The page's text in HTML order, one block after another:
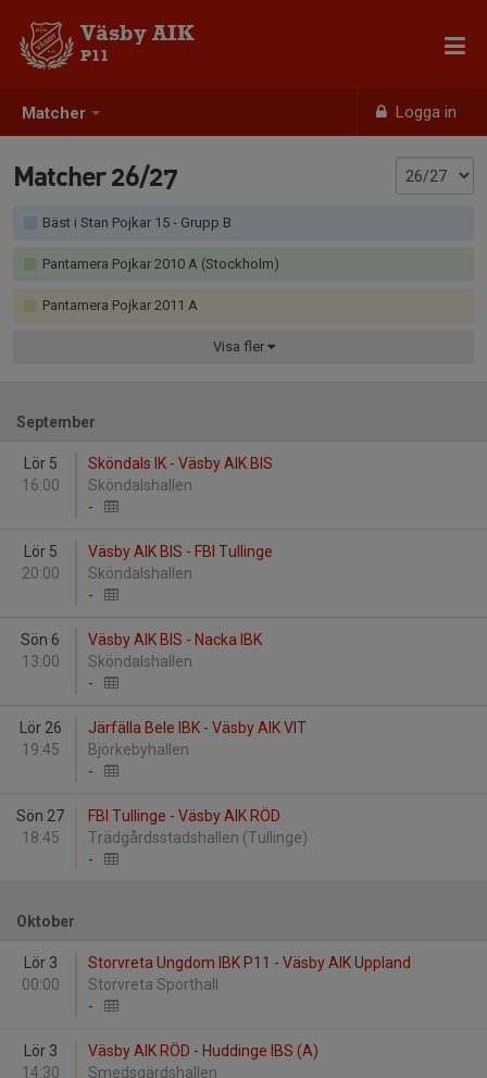
Matcher Logga in
Väsby AIK
P11
Matcher 26/27
Bäst i Stan Pojkar 15 - Grupp B
Pantamera Pojkar 2010 A (Stockholm)
Pantamera Pojkar 2011 A
Visa fler
September
Lör 5
16:00
Sköndals IK - Väsby AIK BIS
Sköndalshallen
-
Lör 5
20:00
Väsby AIK BIS - FBI Tullinge
Sköndalshallen
-
Sön 6
13:00
Väsby AIK BIS - Nacka IBK
Sköndalshallen
-
Lör 26
19:45
Järfälla Bele IBK - Väsby AIK VIT
Björkebyhallen
-
Sön 27
18:45
FBI Tullinge - Väsby AIK RÖD
Trädgårdsstadshallen (Tullinge)
-
Oktober
Lör 3
00:00
Storvreta Ungdom IBK P11 - Väsby AIK Uppland
Storvreta Sporthall
-
Lör 3
14:30
Väsby AIK RÖD - Huddinge IBS (A)
Smedsgärdshallen